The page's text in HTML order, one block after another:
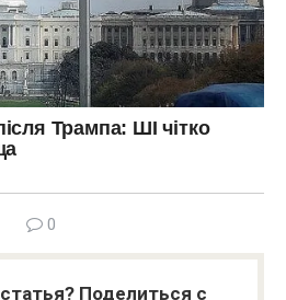
0
Поделиться с